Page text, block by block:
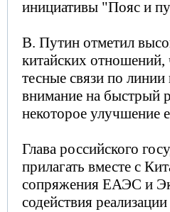
инициативы "Пояс и
В. Путин отметил
китайских отношений,
тесные связи по
внимание на быстрый
некоторое улучшение
Глава российского
прилагать вместе с
сопряжения ЕАЭС и
содействия